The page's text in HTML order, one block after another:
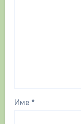
Име *